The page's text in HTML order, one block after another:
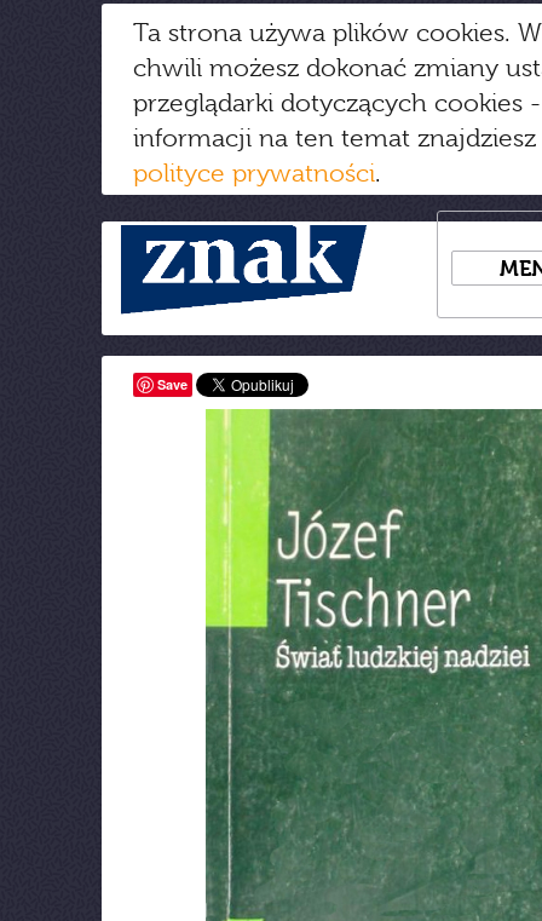
Ta strona używa plików cookies.
chwili możesz dokonać zmiany
przeglądarki dotyczących cookies
informacji na ten temat
polityce prywatności.
Save